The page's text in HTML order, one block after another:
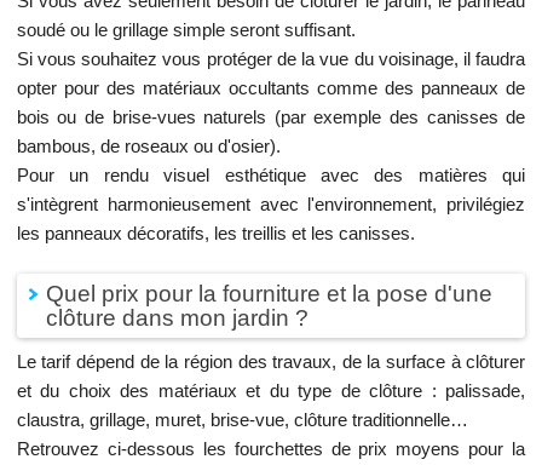
soudé ou le grillage simple seront suffisant.
Si vous souhaitez vous protéger de la vue du voisinage, il faudra
opter pour des matériaux occultants comme des panneaux de
bois ou de brise-vues naturels (par exemple des canisses de
bambous, de roseaux ou d'osier).
Pour un rendu visuel esthétique avec des matières qui
s'intègrent harmonieusement avec l'environnement, privilégiez
les panneaux décoratifs, les treillis et les canisses.
Quel prix pour la fourniture et la pose d'une
clôture dans mon jardin ?
Le tarif dépend de la région des travaux, de la surface à clôturer
et du choix des matériaux et du type de clôture : palissade,
claustra, grillage, muret, brise-vue, clôture traditionnelle…
Retrouvez ci-dessous les fourchettes de prix moyens pour la